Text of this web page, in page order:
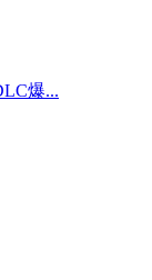
爆...